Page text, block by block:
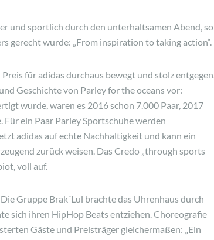
und sportlich durch den unterhaltsamen Abend, so
gerecht wurde: „From inspiration to taking action“.
für adidas durchaus bewegt und stolz entgegen.
Geschichte von Parley for the oceans vor:
wurde, waren es 2016 schon 7.000 Paar, 2017
ein Paar Parley Sportschuhe werden
adidas auf echte Nachhaltigkeit und kann ein
zurück weisen. Das Credo „through sports
voll auf.
Gruppe Brak´Lul brachte das Uhrenhaus durch
sich ihren HipHop Beats entziehen. Choreografie
Gäste und Preisträger gleichermaßen: „Ein